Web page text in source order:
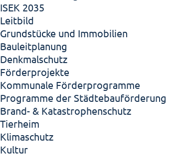
ISEK 2035
Leitbild
Grundstücke und Immobilien
Bauleitplanung
Denkmalschutz
Förderprojekte
Kommunale Förderprogramme
Programme der Städtebauförderung
Brand- & Katastrophenschutz
Tierheim
Klimaschutz
Kultur